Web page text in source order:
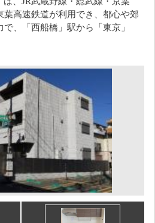
高速鉄道が利用でき、都心や郊
、「西船橋」駅から「東京」